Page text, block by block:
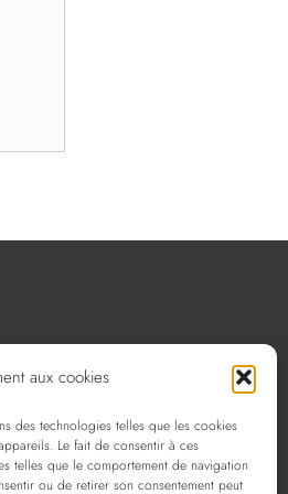
aux cookies
des technologies telles que les cookies
Le fait de consentir à ces
telles que le comportement de navigation
ou de retirer son consentement peut